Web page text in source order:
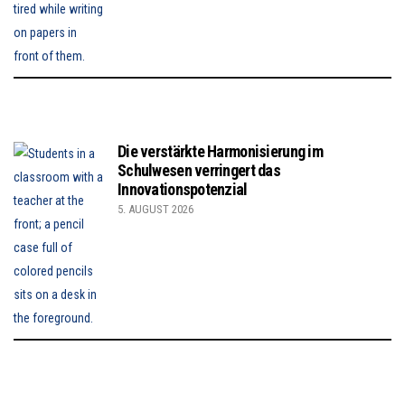
Die verstärkte Harmonisierung im
Schulwesen verringert das
Innovationspotenzial
5. AUGUST 2026